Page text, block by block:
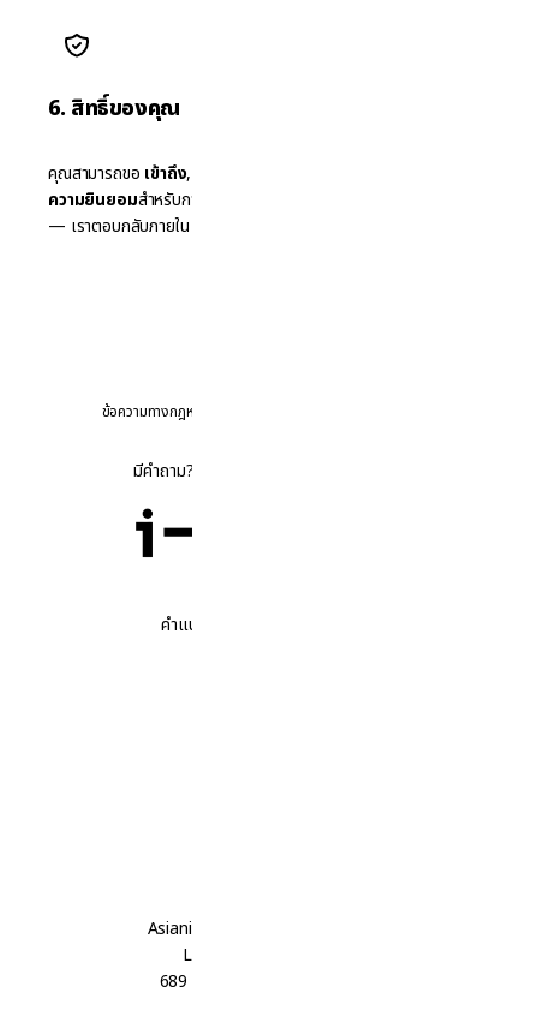
6. สิทธิ์ของคุณ
คุณสามารถขอ เข้าถึง,
ความยินยอมสำหรับการตลาดได้ทุกเวลา ติดต่อ
— เราตอบกลับภายใน 30 วัน
ข้อความทางกฎหมายฉบับเต็ม โครงสร้างแบบฟอร์ม & กลยุทธ์
มีคำถาม? ติดต่อเราที่
คำแนะนำที่ซื่อสัตย์ โอกาสที่แท้จริง
Asiania International Consulting
Level 30, Bhiraj Tower,
689 Sukhumvit Road (Soi 35)